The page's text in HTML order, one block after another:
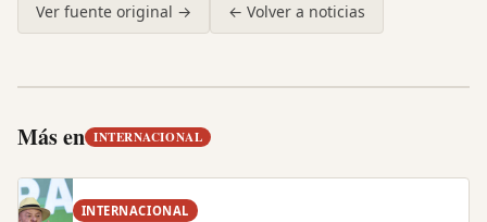
Ver fuente original → ← Volver a noticias
Más en INTERNACIONAL
INTERNACIONAL